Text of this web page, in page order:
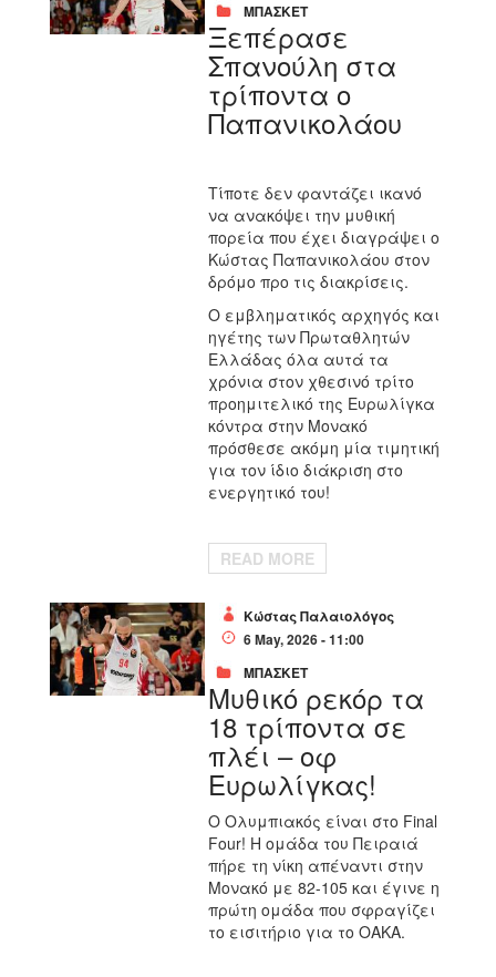
ΜΠΑΣΚΕΤ
Ξεπέρασε
Σπανούλη στα
τρίποντα ο
Παπανικολάου
Τίποτε δεν φαντάζει ικανό
να ανακόψει την μυθική
πορεία που έχει διαγράψει ο
Κώστας Παπανικολάου στον
δρόμο προ τις διακρίσεις.
Ο εμβληματικός αρχηγός και
ηγέτης των Πρωταθλητών
Ελλάδας όλα αυτά τα
χρόνια στον χθεσινό τρίτο
προημιτελικό της Ευρωλίγκα
κόντρα στην Μονακό
πρόσθεσε ακόμη μία τιμητική
για τον ίδιο διάκριση στο
ενεργητικό του!
READ MORE
Κώστας Παλαιολόγος
6 May, 2026 - 11:00
ΜΠΑΣΚΕΤ
Μυθικό ρεκόρ τα
18 τρίποντα σε
πλέι – οφ
Ευρωλίγκας!
Ο Ολυμπιακός είναι στο Final
Four! Η ομάδα του Πειραιά
πήρε τη νίκη απέναντι στην
Μονακό με 82-105 και έγινε η
πρώτη ομάδα που σφραγίζει
το εισιτήριο για το ΟΑΚΑ.